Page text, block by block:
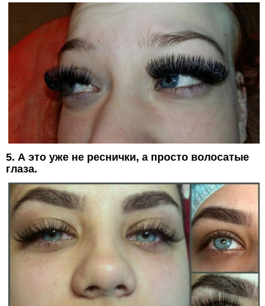
5. А это уже не реснички, а просто волосатые
глаза.